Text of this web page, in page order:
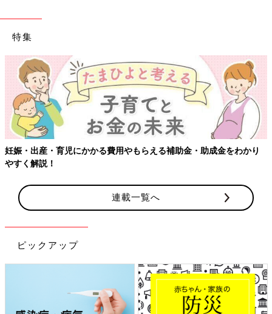
子どもの靴下やYシャツの襟汚れを落としやすく私も重宝してい
ます！
◾️キャリーオン折りたたみバッグ
特集
妊娠・出産・育児にかかる費用やもらえる補助金・助成金をわかり
やすく解説！
連載一覧へ
ピックアップ